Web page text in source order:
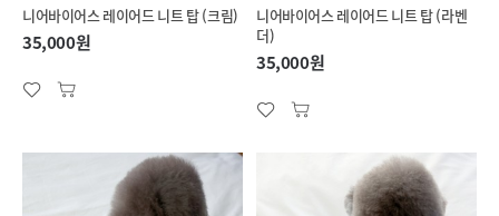
니어바이어스 레이어드 니트 탑 (크림)
35,000원
니어바이어스 레이어드 니트 탑 (라벤
더)
35,000원